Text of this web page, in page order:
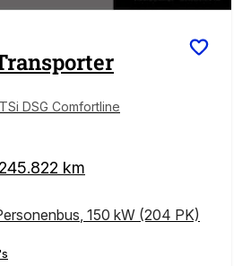
DSG Comfortline
245.822 km
, 150 kW (204 PK)